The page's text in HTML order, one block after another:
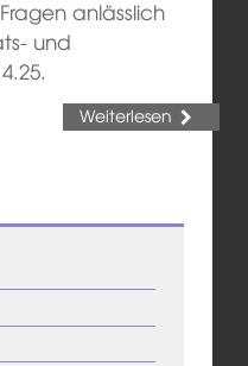
anlässlich
und
Weiterlesen